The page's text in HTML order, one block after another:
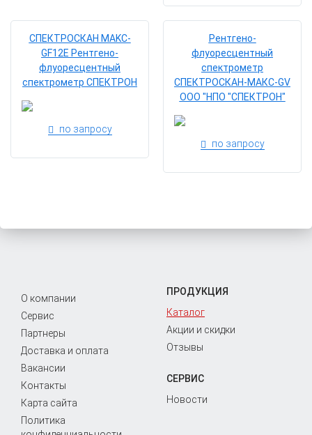
СПЕКТРОСКАН MAKC-
GF12E Рентгено-
флуоресцентный
спектрометр СПЕКТРОН
по запросу
Рентгено-
флуоресцентный
спектрометр
СПЕКТРОСКАН-МАКС-GV
ООО "НПО "СПЕКТРОН"
по запросу
О компании
Сервис
Партнеры
Доставка и оплата
Вакансии
Контакты
Карта сайта
Политика
ПРОДУКЦИЯ
Каталог
Акции и скидки
Отзывы
СЕРВИС
Новости